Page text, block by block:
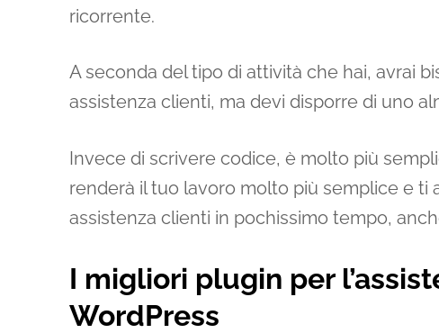
ricorrente.
A seconda del tipo di attività che hai, avrai
assistenza clienti, ma devi disporre di uno
Invece di scrivere codice, è molto più
renderà il tuo lavoro molto più semplice e ti
assistenza clienti in pochissimo tempo,
I migliori plugin per
WordPress